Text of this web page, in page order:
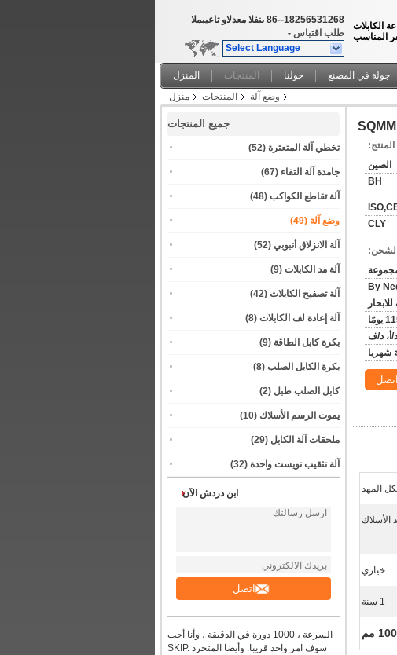
الكابلات
المناسب
المبيعات والدعم الفنى 86--18256531268
طلب اقتباس -
Select Language
المنزل المنتجات حولنا جولة في المصنع
منزل
المنتجات وضع آلة
جميع المنتجات
تخطي آلة المتعثرة (52)
جامدة آلة التقاء (67)
آلة تقاطع الكواكب (48)
وضع آلة (49)
آلة الانزلاق أنبوبي (52)
آلة مد الكابلات (9)
آلة تصفيح الكابلات (42)
آلة إعادة لف الكابلات (8)
بكرة كابل الطاقة (9)
بكرة الكابل الصلب (8)
كابل الصلب طبل (2)
يموت الرسم الأسلاك (10)
ملحقات آلة الكابل (29)
آلة تثقيب تويست واحدة (32)
ابن دردش الآن
اتصل
السرعة ، 1000 دورة في الدقيقة ، وأنا أحب
SKIP. سوف امر واحد قريبا. وأيضا المتجرد
الصين
BH
CLY
By
أ، د/ف
اتصل
المهد
الأسلاك
خياري
1 سنة